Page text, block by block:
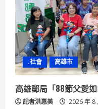
d
i
n
g
.社會 高雄市
高雄郵局「88節父愛
記者洪惠美 2026 年 8